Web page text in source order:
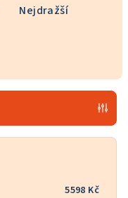
Nejdražší
5598 Kč